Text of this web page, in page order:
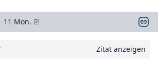
11 Mon.
Zitat anzeigen